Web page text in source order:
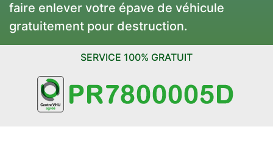
faire enlever votre épave de véhicule
gratuitement pour destruction.
SERVICE 100% GRATUIT